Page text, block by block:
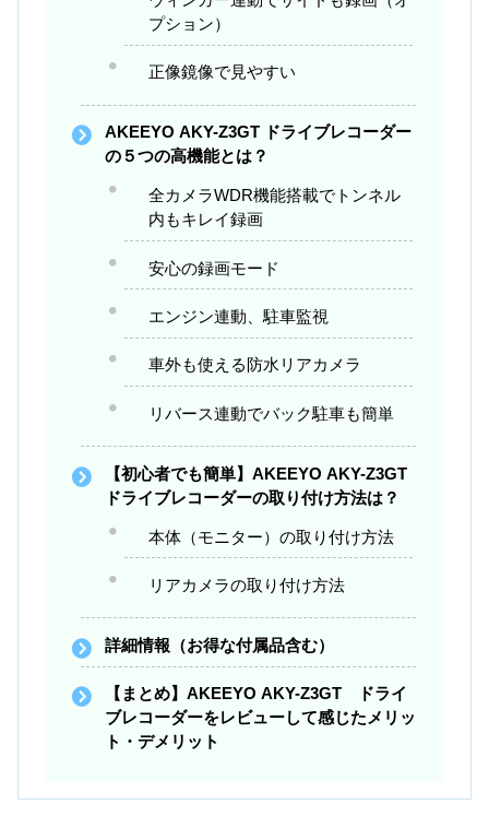
プション）
正像鏡像で見やすい
AKEEYO AKY-Z3GT ドライブレコーダー
の５つの高機能とは？
全カメラWDR機能搭載でトンネル
内もキレイ録画
安心の録画モード
エンジン連動、駐車監視
車外も使える防水リアカメラ
リバース連動でバック駐車も簡単
【初心者でも簡単】AKEEYO AKY-Z3GT
ドライブレコーダーの取り付け方法は？
本体（モニター）の取り付け方法
リアカメラの取り付け方法
詳細情報（お得な付属品含む）
【まとめ】AKEEYO AKY-Z3GT ドライ
ブレコーダーをレビューして感じたメリッ
ト・デメリット